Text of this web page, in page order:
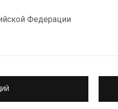
Федерации